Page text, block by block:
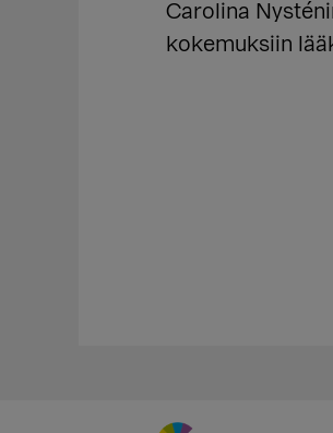
Carolina
kokemuksiin